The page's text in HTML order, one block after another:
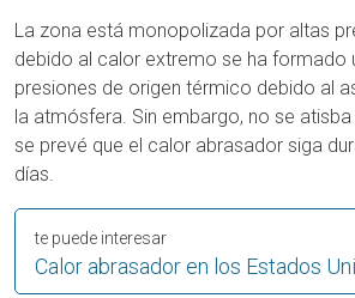
La zona está monopolizada por altas
debido al calor extremo se ha formado
presiones de origen térmico debido al
la atmósfera. Sin embargo, no se
se prevé que el calor abrasador siga
días.
Calor abrasador en los Estados
te puede interesar